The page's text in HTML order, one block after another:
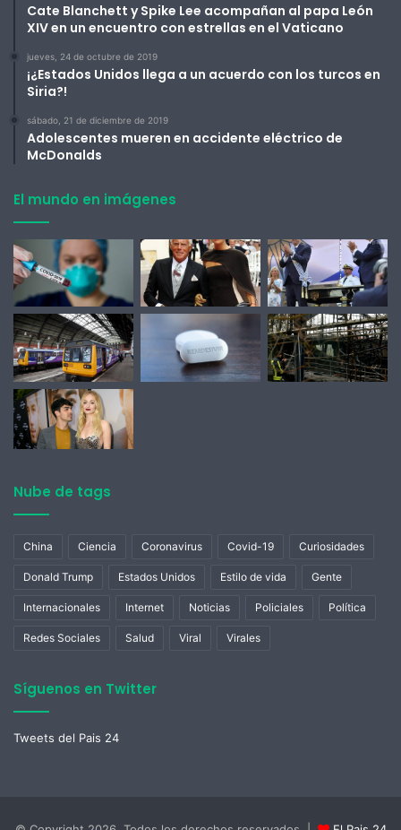
Cate Blanchett y Spike Lee acompañan al papa León
XIV en un encuentro con estrellas en el Vaticano
jueves, 24 de octubre de 2019
¡¿Estados Unidos llega a un acuerdo con los turcos en
Siria?!
sábado, 21 de diciembre de 2019
Adolescentes mueren en accidente eléctrico de
McDonalds
El mundo en imágenes
Nube de tags
China Ciencia Coronavirus Covid-19 Curiosidades
Donald Trump Estados Unidos Estilo de vida Gente
Internacionales Internet Noticias Policiales Política
Redes Sociales Salud Viral Virales
Síguenos en Twitter
Tweets del Pais 24